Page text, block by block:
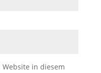
Website in diesem